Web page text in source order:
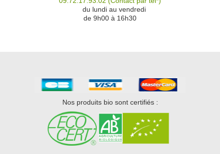
du lundi au vendredi
de 9h00 à 16h30
Nos produits bio sont certifiés :